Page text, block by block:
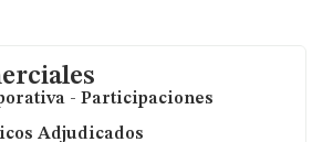
- Participaciones
Adjudicados